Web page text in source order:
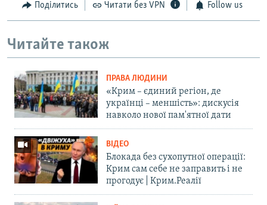
Поділитись Читати без VPN Follow us
Читайте також
ПРАВА ЛЮДИНИ
«Крим – єдиний регіон, де
українці – меншість»: дискусія
навколо нової пам'ятної дати
ВІДЕО
Блокада без сухопутної операції:
Крим сам себе не заправить і не
прогодує | Крим.Реалії